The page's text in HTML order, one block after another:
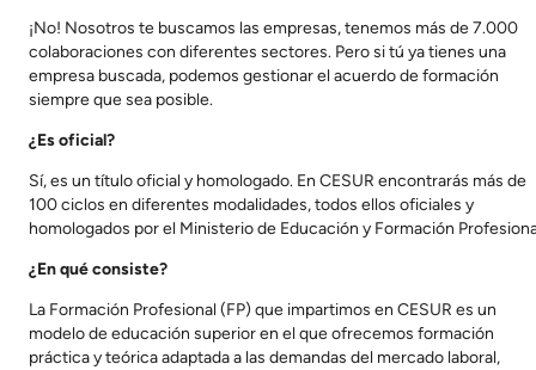
¡No! Nosotros te buscamos las empresas, tenemos más de 7.000
colaboraciones con diferentes sectores. Pero si tú ya tienes una
empresa buscada, podemos gestionar el acuerdo de formación
siempre que sea posible.
¿Es oficial?
Sí, es un título oficial y homologado. En CESUR encontrarás más de
100 ciclos en diferentes modalidades, todos ellos oficiales y
homologados por el Ministerio de Educación y Formación
¿En qué consiste?
La Formación Profesional (FP) que impartimos en CESUR es un
modelo de educación superior en el que ofrecemos formación
práctica y teórica adaptada a las demandas del mercado laboral,